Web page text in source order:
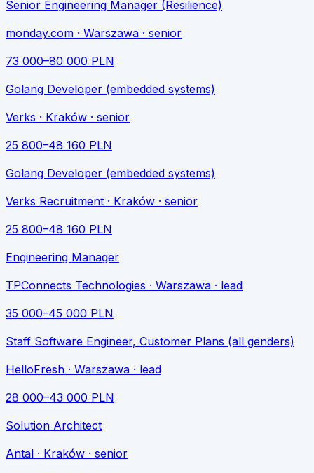
Senior Engineering Manager (Resilience)
monday.com · Warszawa · senior
73 000–80 000 PLN
Golang Developer (embedded systems)
Verks · Kraków · senior
25 800–48 160 PLN
Golang Developer (embedded systems)
Verks Recruitment · Kraków · senior
25 800–48 160 PLN
Engineering Manager
TPConnects Technologies · Warszawa · lead
35 000–45 000 PLN
Staff Software Engineer, Customer Plans (all genders)
HelloFresh · Warszawa · lead
28 000–43 000 PLN
Solution Architect
Antal · Kraków · senior